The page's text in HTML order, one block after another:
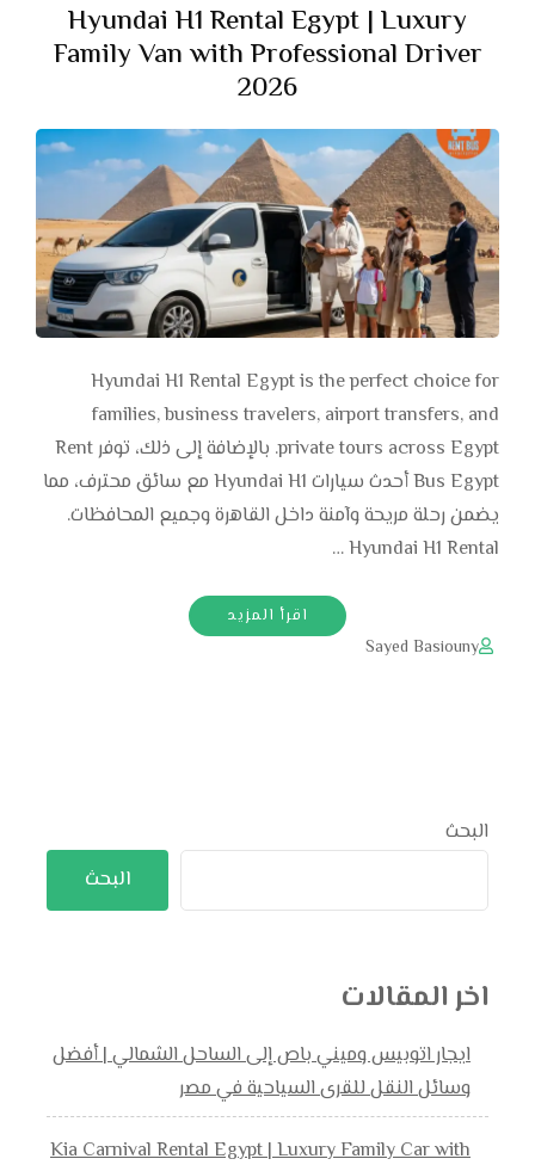
Hyundai H1 Rental Egypt | Luxury
Family Van with Professional Driver
2026
Hyundai H1 Rental Egypt is the perfect choice for
families, business travelers, airport transfers, and
private tours across Egypt. بالإضافة إلى ذلك، توفر Rent
Bus Egypt أحدث سيارات Hyundai H1 مع سائق محترف، مما
يضمن رحلة مريحة وآمنة داخل القاهرة وجميع المحافظات.
Hyundai H1 Rental …
اقرأ المزيد
Sayed Basiouny
البحث
البحث
اخر المقالات
ايجار اتوبيس وميني باص إلى الساحل الشمالي | أفضل
وسائل النقل للقرى السياحية في مصر
Kia Carnival Rental Egypt | Luxury Family Car with